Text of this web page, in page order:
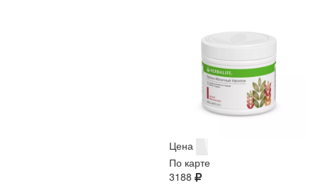
Цена
По карте
3188